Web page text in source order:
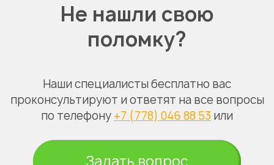
Не нашли свою
поломку?
Наши специалисты бесплатно вас
проконсультируют и ответят на все вопросы
по телефону +7 (778) 046 88 53 или
Задать вопрос